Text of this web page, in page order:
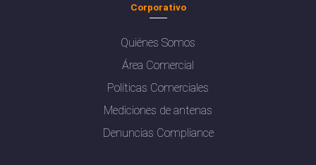
Corporativo
Quiénes Somos
Área Comercial
Políticas Comerciales
Mediciones de antenas
Denuncias Compliance